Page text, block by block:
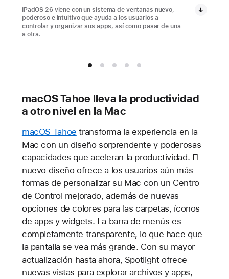
iPadOS 26 viene con un sistema de ventanas nuevo,
poderoso e intuitivo que ayuda a los usuarios a
controlar y organizar sus apps, así como pasar de una
a otra.
macOS Tahoe lleva la productividad
a otro nivel en la Mac
macOS Tahoe transforma la experiencia en la
Mac con un diseño sorprendente y poderosas
capacidades que aceleran la productividad. El
nuevo diseño ofrece a los usuarios aún más
formas de personalizar su Mac con un Centro
de Control mejorado, además de nuevas
opciones de colores para las carpetas, íconos
de apps y widgets. La barra de menús es
completamente transparente, lo que hace que
la pantalla se vea más grande. Con su mayor
actualización hasta ahora, Spotlight ofrece
nuevas vistas para explorar archivos y apps,